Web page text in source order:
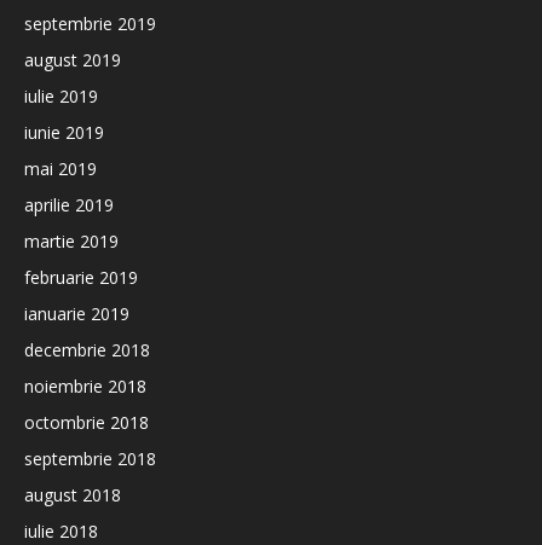
septembrie 2019
august 2019
iulie 2019
iunie 2019
mai 2019
aprilie 2019
martie 2019
februarie 2019
ianuarie 2019
decembrie 2018
noiembrie 2018
octombrie 2018
septembrie 2018
august 2018
iulie 2018